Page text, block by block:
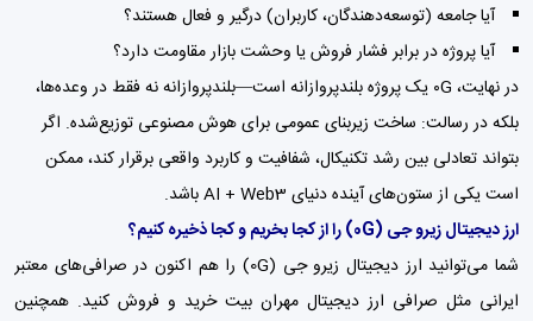
آیا جامعه (توسعه‌دهندگان، کاربران) درگیر و فعال هستند؟
آیا پروژه در برابر فشار فروش یا وحشت بازار مقاومت دارد؟
در نهایت، ۰G یک پروژه بلندپروازانه است—بلندپروازانه نه فقط در وعده‌ها،
بلکه در رسالت: ساخت زیربنای عمومی برای هوش مصنوعی توزیع‌شده. اگر
بتواند تعادلی بین رشد تکنیکال، شفافیت و کاربرد واقعی برقرار کند، ممکن
است یکی از ستون‌های آینده دنیای AI + Web3 باشد.
ارز دیجیتال زیرو جی (0G)
را از کجا بخریم و کجا ذخیره کنیم؟
شما می‌توانید ارز دیجیتال زیرو جی (0G) را هم اکنون در صرافی‌های معتبر
ایرانی مثل صرافی ارز دیجیتال مهران بیت خرید و فروش کنید. همچنین